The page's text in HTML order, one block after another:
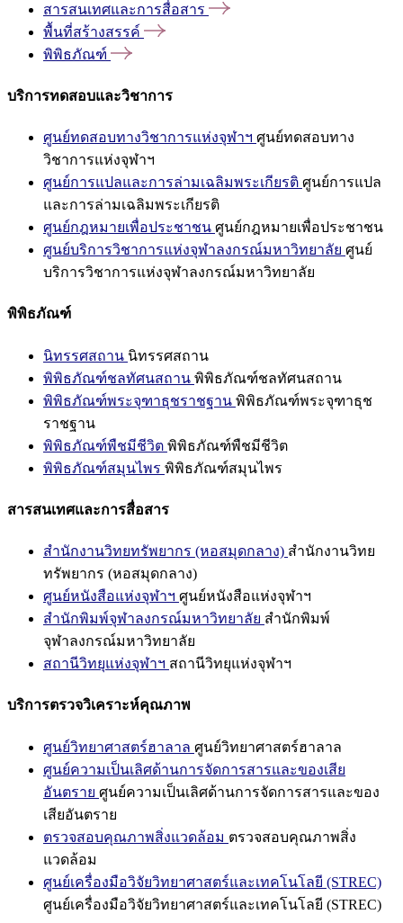
สารสนเทศและการสื่อสาร
พื้นที่สร้างสรรค์
พิพิธภัณฑ์
บริการทดสอบและวิชาการ
ศูนย์ทดสอบทางวิชาการแห่งจุฬาฯ ศูนย์ทดสอบทาง
วิชาการแห่งจุฬาฯ
ศูนย์การแปลและการล่ามเฉลิมพระเกียรติ ศูนย์การแปล
และการล่ามเฉลิมพระเกียรติ
ศูนย์กฎหมายเพื่อประชาชน ศูนย์กฎหมายเพื่อประชาชน
ศูนย์บริการวิชาการแห่งจุฬาลงกรณ์มหาวิทยาลัย ศูนย์
บริการวิชาการแห่งจุฬาลงกรณ์มหาวิทยาลัย
พิพิธภัณฑ์
นิทรรศสถาน นิทรรศสถาน
พิพิธภัณฑ์ชลทัศนสถาน พิพิธภัณฑ์ชลทัศนสถาน
พิพิธภัณฑ์พระจุฑาธุชราชฐาน พิพิธภัณฑ์พระจุฑาธุช
ราชฐาน
พิพิธภัณฑ์พืชมีชีวิต พิพิธภัณฑ์พืชมีชีวิต
พิพิธภัณฑ์สมุนไพร พิพิธภัณฑ์สมุนไพร
สารสนเทศและการสื่อสาร
สำนักงานวิทยทรัพยากร (หอสมุดกลาง) สำนักงานวิทย
ทรัพยากร (หอสมุดกลาง)
ศูนย์หนังสือแห่งจุฬาฯ ศูนย์หนังสือแห่งจุฬาฯ
สำนักพิมพ์จุฬาลงกรณ์มหาวิทยาลัย สำนักพิมพ์
จุฬาลงกรณ์มหาวิทยาลัย
สถานีวิทยุแห่งจุฬาฯ สถานีวิทยุแห่งจุฬาฯ
บริการตรวจวิเคราะห์คุณภาพ
ศูนย์วิทยาศาสตร์ฮาลาล ศูนย์วิทยาศาสตร์ฮาลาล
ศูนย์ความเป็นเลิศด้านการจัดการสารและของเสีย
อันตราย ศูนย์ความเป็นเลิศด้านการจัดการสารและของ
เสียอันตราย
ตรวจสอบคุณภาพสิ่งแวดล้อม ตรวจสอบคุณภาพสิ่ง
แวดล้อม
ศูนย์เครื่องมือวิจัยวิทยาศาสตร์และเทคโนโลยี (STREC)
ศูนย์เครื่องมือวิจัยวิทยาศาสตร์และเทคโนโลยี (STREC)